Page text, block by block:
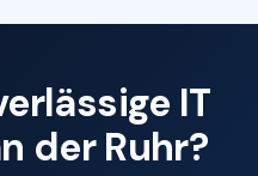
IT
der Ruhr?